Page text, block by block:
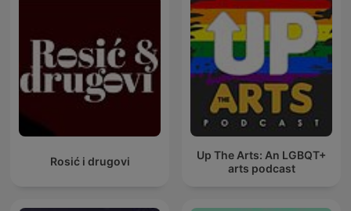
Rosić i drugovi
Up The Arts: An LGBQT+
arts podcast